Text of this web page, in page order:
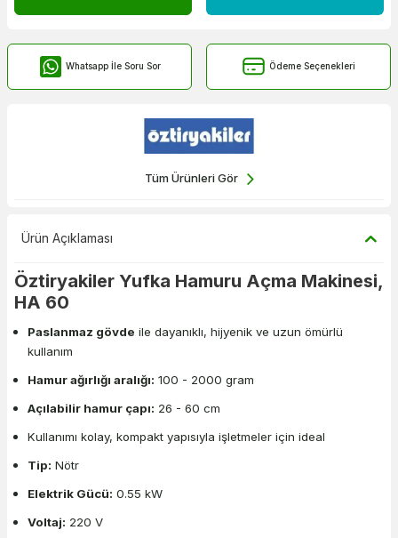
Whatsapp İle Soru Sor Ödeme Seçenekleri
Tüm Ürünleri Gör
Ürün Açıklaması
Öztiryakiler Yufka Hamuru Açma Makinesi,
HA 60
Paslanmaz gövde ile dayanıklı, hijyenik ve uzun ömürlü
kullanım
Hamur ağırlığı aralığı: 100 - 2000 gram
Açılabilir hamur çapı: 26 - 60 cm
Kullanımı kolay, kompakt yapısıyla işletmeler için ideal
Tip: Nötr
Elektrik Gücü: 0.55 kW
Voltaj: 220 V